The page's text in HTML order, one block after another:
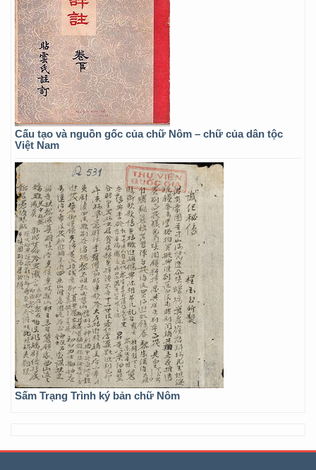
Cấu tạo và nguồn gốc của chữ Nôm – chữ của dân tộc
Việt Nam
Sấm Trạng Trình ký bản chữ Nôm